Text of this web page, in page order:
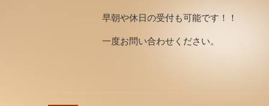
早朝や休日の受付も可能です！！
一度お問い合わせください。